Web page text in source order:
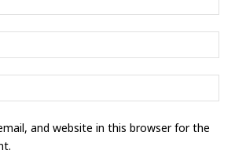
and website in this browser for the